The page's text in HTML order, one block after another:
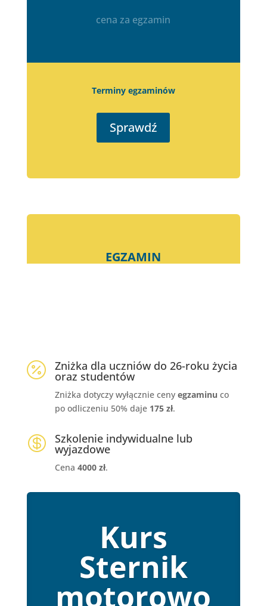
cena za egzamin
Terminy egzaminów
Sprawdź
EGZAMIN
 Zniżka dla uczniów do 26-roku życia
oraz studentów
Zniżka dotyczy wyłącznie ceny egzaminu co
po odliczeniu 50% daje 175 zł.
 Szkolenie indywidualne lub
wyjazdowe
Cena 4000 zł.
Kurs
Sternik
motorowo